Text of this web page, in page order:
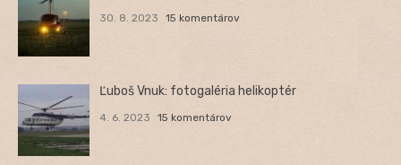
30. 8. 2023 15 komentárov
Ľuboš Vnuk: fotogaléria helikoptér
4. 6. 2023 15 komentárov